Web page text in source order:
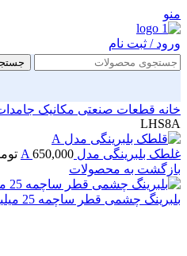
منو
ورود / ثبت نام
خانه قطعات صنعتی مکانیک
LHS8A
غلطک بلبرینگی مدل A 650,000
بازگشت به محصولات
بلبرینگ چشمی قطر ساچمه 25 میلیمتر